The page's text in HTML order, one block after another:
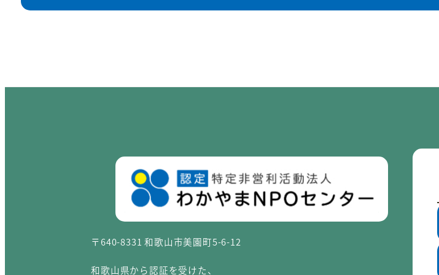
〒640-8331 和歌山市美園町5-6-12
和歌山県から認証を受けた、